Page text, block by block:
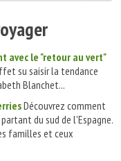
avec le "retour au vert"
su saisir la tendance
Blanchet...
Découvrez comment
du sud de l'Espagne.
familles et ceux